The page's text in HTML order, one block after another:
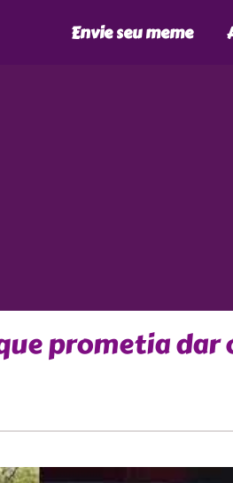
Envie seu meme
prometia dar